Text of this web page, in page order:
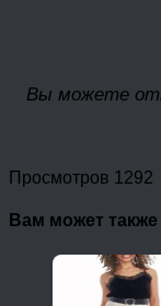
Вы можете
Просмотров 1292
Вам может